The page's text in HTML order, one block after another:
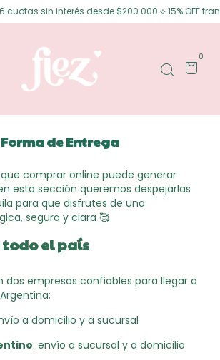
sin interés desde $200.000 ⟡ 15% OFF
0
Forma de Entrega
que comprar online puede generar
esta sección queremos despejarlas
para que disfrutes de una
segura y clara 🥰
todo el país
dos empresas confiables para llegar a
a domicilio y a sucursal
: envío a sucursal y a domicilio